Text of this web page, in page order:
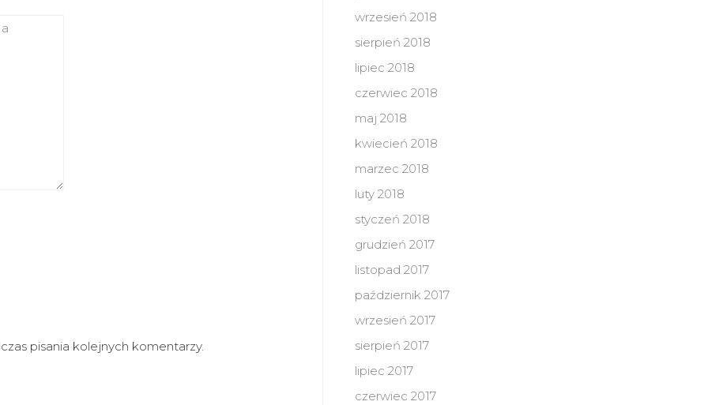
pisania kolejnych komentarzy.
wrzesień 2018
sierpień 2018
lipiec 2018
czerwiec 2018
maj 2018
kwiecień 2018
marzec 2018
luty 2018
styczeń 2018
grudzień 2017
listopad 2017
październik 2017
wrzesień 2017
sierpień 2017
lipiec 2017
czerwiec 2017